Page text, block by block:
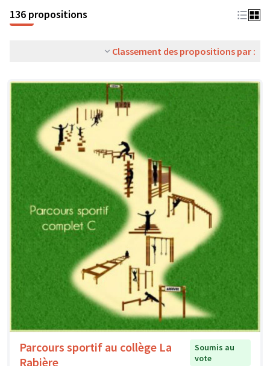
136 propositions
Classement des propositions par :
Parcours sportif au collège La
Rabière
Soumis au
vote